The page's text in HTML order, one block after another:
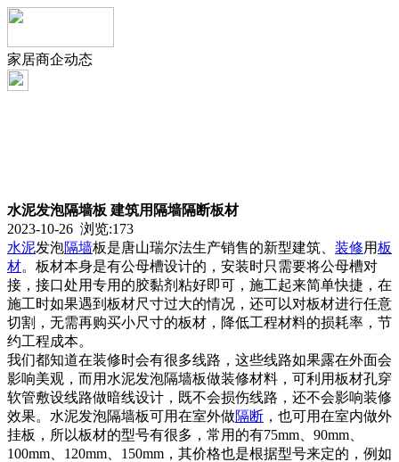
家居商企动态
水泥发泡隔墙板 建筑用隔墙隔断板材
2023-10-26 浏览:173
水泥发泡隔墙板是唐山瑞尔法生产销售的新型建筑、 装修用板
材。板材本身是有公母槽设计的，安装时只需要将公母槽对
接，接口处用专用的胶黏剂粘好即可，施工起来简单快捷，在
施工时如果遇到板材尺寸过大的情况，还可以对板材进行任意
切割，无需再购买小尺寸的板材，降低工程材料的损耗率，节
约工程成本。
我们都知道在装修时会有很多线路，这些线路如果露在外面会
影响美观，而用水泥发泡隔墙板做装修材料，可利用板材孔穿
软管敷设线路做暗线设计，既不会损伤线路，还不会影响装修
效果。水泥发泡隔墙板可用在室外做隔断 ，也可用在室内做外
挂板，所以板材的型号有很多，常用的有75mm、90mm、
100mm、120mm、150mm，其价格也是根据型号来定的，例如